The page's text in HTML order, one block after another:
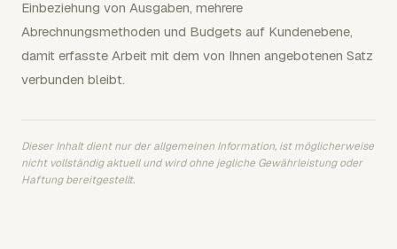
Einbeziehung von Ausgaben, mehrere
Abrechnungsmethoden und Budgets auf Kundenebene,
damit erfasste Arbeit mit dem von Ihnen angebotenen Satz
verbunden bleibt.
Dieser Inhalt dient nur der allgemeinen Information, ist möglicherweise
nicht vollständig aktuell und wird ohne jegliche Gewährleistung oder
Haftung bereitgestellt.